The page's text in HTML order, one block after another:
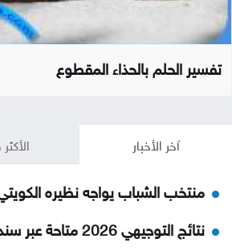
تفسير الحلم بالحذاء المقطوع
آخر الأخبار
منتخب الشباب يواجه نظيره الكويتي
نتائج التوجيهي 2026 متاحة عبر سند فور إعلانها الاثنين